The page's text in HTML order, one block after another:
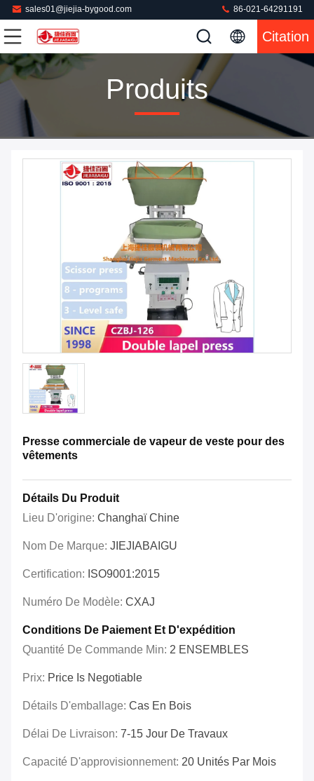
sales01@jiejia-bygood.com 86-021-64291191
Citation
Produits
Presse commerciale de vapeur de veste pour des
vêtements
Détails Du Produit
Lieu D'origine: Changhaï Chine
Nom De Marque: JIEJIABAIGU
Certification: ISO9001:2015
Numéro De Modèle: CXAJ
Conditions De Paiement Et D'expédition
Quantité De Commande Min: 2 ENSEMBLES
Prix: Price Is Negotiable
Détails D'emballage: Cas En Bois
Délai De Livraison: 7-15 Jour De Travaux
Capacité D'approvisionnement: 20 Unités Par Mois